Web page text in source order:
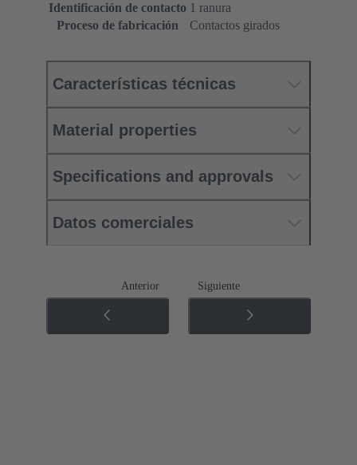
Identificación de contacto 1 ranura
Proceso de fabricación
Contactos girados
Características técnicas
Material properties
Specifications and approvals
Datos comerciales
Anterior Siguiente